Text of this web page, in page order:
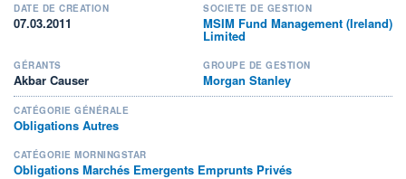
DATE DE CRÉATION
07.03.2011
SOCIÉTÉ DE GESTION
MSIM Fund Management (Ireland)
Limited
GÉRANTS
Akbar Causer
GROUPE DE GESTION
Morgan Stanley
CATÉGORIE GÉNÉRALE
Obligations Autres
CATÉGORIE MORNINGSTAR
Obligations Marchés Emergents Emprunts Privés